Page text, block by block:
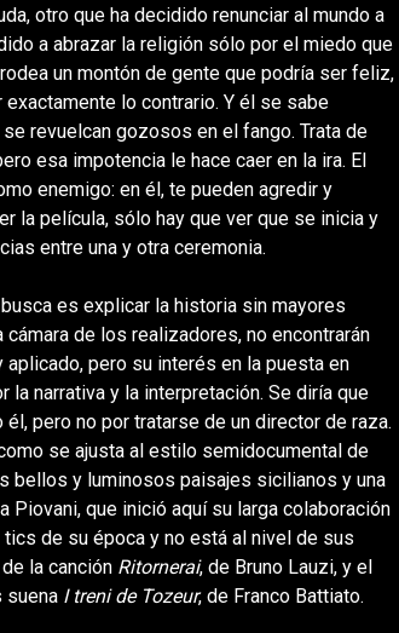
otro que ha decidido renunciar al mundo a
a abrazar la religión sólo por el miedo que
un montón de gente que podría ser feliz,
lo contrario. Y él se sabe
revuelcan gozosos en el fango. Trata de
esa impotencia le hace caer en la ira. El
enemigo: en él, te pueden agredir y
la película, sólo hay que ver que se inicia y
entre una y otra ceremonia.
es explicar la historia sin mayores
de los realizadores, no encontrarán
pero su interés en la puesta en
narrativa y la interpretación. Se diría que
pero no por tratarse de un director de raza.
se ajusta al estilo semidocumental de
bellos y luminosos paisajes sicilianos y una
Piovani, que inició aquí su larga colaboración
de su época y no está al nivel de sus
la canción Ritornerai, de Bruno Lauzi, y el
suena I treni de Tozeur, de Franco Battiato.